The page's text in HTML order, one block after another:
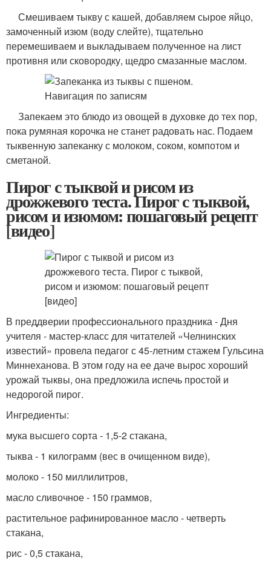
Смешиваем тыкву с кашей, добавляем сырое яйцо,
замоченный изюм (воду слейте), тщательно
перемешиваем и выкладываем полученное на лист
противня или сковородку, щедро смазанные маслом.
Запекаем это блюдо из овощей в духовке до тех пор,
пока румяная корочка не станет радовать нас. Подаем
тыквенную запеканку с молоком, соком, компотом и
сметаной.
Пирог с тыквой и рисом из
дрожжевого теста. Пирог с тыквой,
рисом и изюмом: пошаговый рецепт
[видео]
В преддверии профессионального праздника - Дня
учителя - мастер-класс для читателей «Челнинских
известий» провела педагог с 45-летним стажем Гульсина
Миннеханова. В этом году на ее даче вырос хороший
урожай тыквы, она предложила испечь простой и
недорогой пирог.
Ингредиенты:
мука высшего сорта - 1,5-2 стакана,
тыква - 1 килограмм (вес в очищенном виде),
молоко - 150 миллилитров,
масло сливочное - 150 граммов,
растительное рафинированное масло - четверть
стакана,
рис - 0,5 стакана,